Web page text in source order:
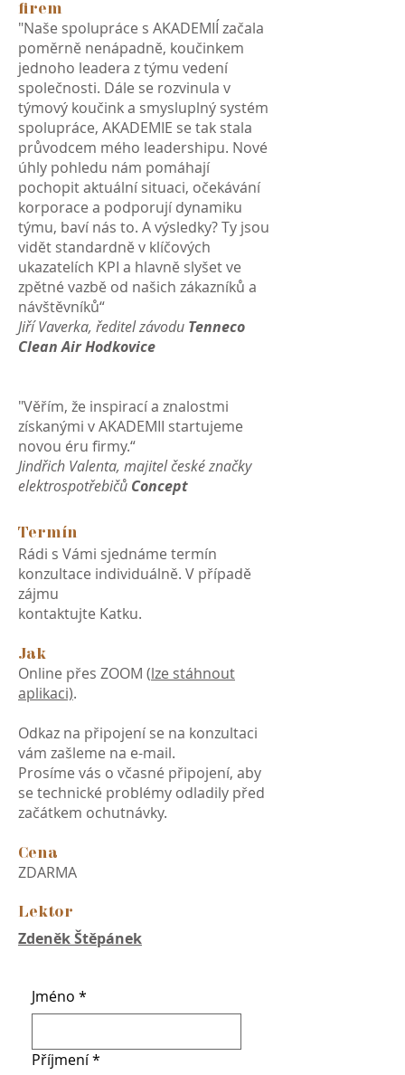
firem
"Naše spolupráce s AKADEMIÍ začala
poměrně nenápadně, koučinkem
jednoho leadera z týmu vedení
společnosti. Dále se rozvinula v
týmový koučink a smysluplný systém
spolupráce, AKADEMIE se tak stala
průvodcem mého leadershipu. Nové
úhly pohledu nám pomáhají
pochopit aktuální situaci, očekávání
korporace a podporují dynamiku
týmu, baví nás to. A výsledky? Ty jsou
vidět standardně v klíčových
ukazatelích KPI a hlavně slyšet ve
zpětné vazbě od našich zákazníků a
návštěvníků“
Jiří Vaverka, ředitel závodu Tenneco
Clean Air Hodkovice
"Věřím, že inspirací a znalostmi
získanými v AKADEMII startujeme
novou éru firmy.“
Jindřich Valenta, majitel české značky
elektrospotřebičů Concept
Termín
Rádi s Vámi sjednáme termín
konzultace individuálně. V případě
zájmu
kontaktujte Katku.
Jak
Online přes ZOOM (lze stáhnout
aplikaci).
Odkaz na připojení se na konzultaci
vám zašleme na e-mail.
Prosíme vás o včasné připojení, aby
se technické problémy odladily před
začátkem ochutnávky.
Cena
ZDARMA
Lektor
Zdeněk Štěpánek
Jméno *
Příjmení*